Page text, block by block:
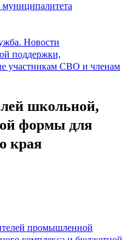
Новости
поддержки,
участникам СВО и членам
школьной,
формы для
края
промышленной